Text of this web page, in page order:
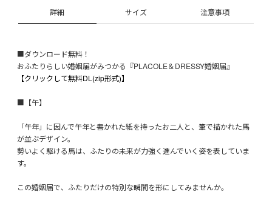
詳細 サイズ 注意事項
■ダウンロード無料！
おふたりらしい婚姻届がみつかる『PLACOLE＆DRESSY婚姻届』
【クリックして無料DL(zip形式)】
■【午】
「午年」に因んで午年と書かれた紙を持ったお二人と、筆で描かれた馬
が並ぶデザイン。
勢いよく駆ける馬は、ふたりの未来が力強く進んでいく姿を表していま
す。
この婚姻届で、ふたりだけの特別な瞬間を形にしてみませんか。